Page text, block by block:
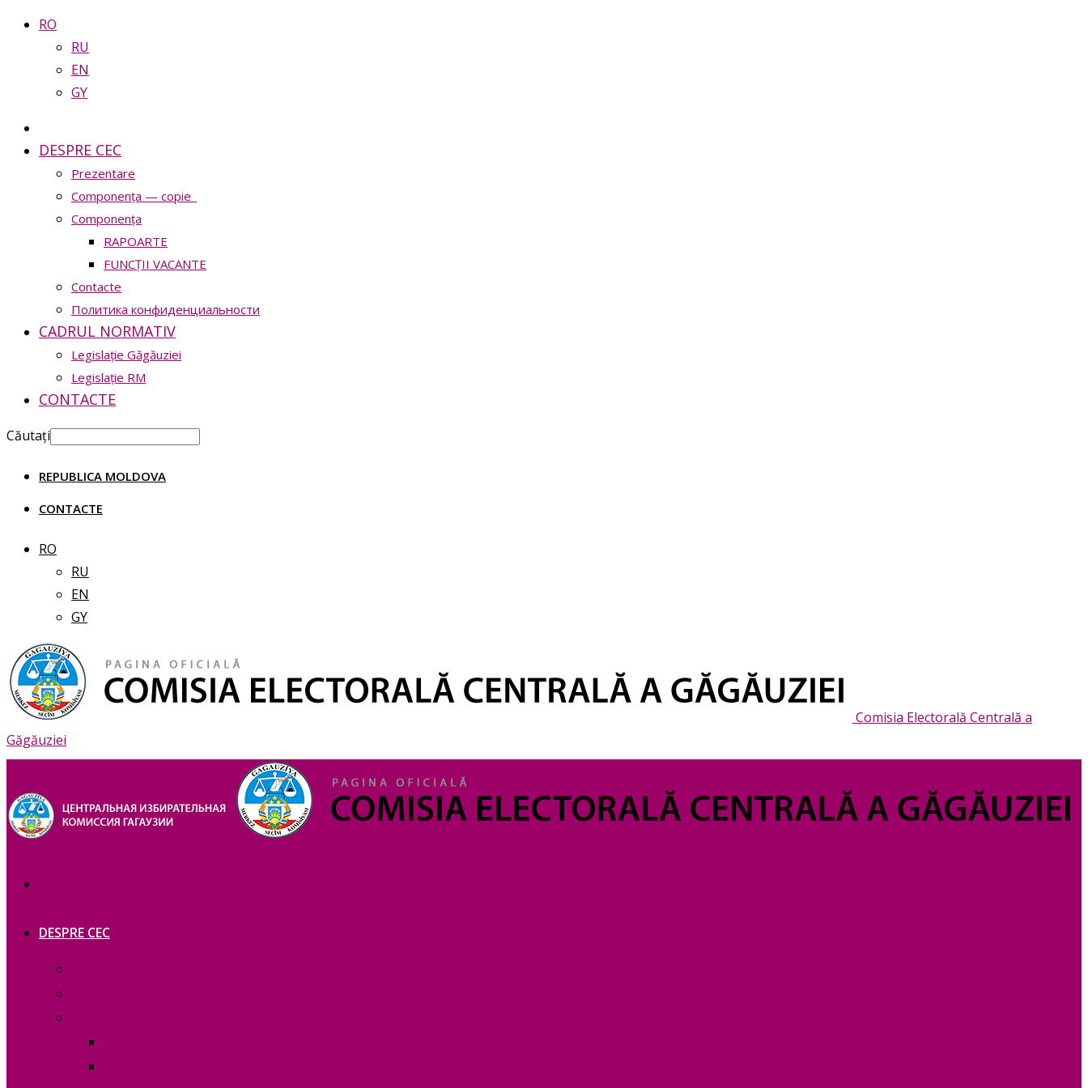
RO
RU
EN
GY
DESPRE CEC
Prezentare
Сomponența — copie_
Сomponența
RAPOARTE
FUNCȚII VACANTE
Contacte
Политика конфиденциальности
CADRUL NORMATIV
Legislație Găgăuziei
Legislație RM
CONTACTE
Căutați
REPUBLICA MOLDOVA
CONTACTE
RO
RU
EN
GY
Comisia Electorală Centrală a
Găgăuziei
DESPRE CEC